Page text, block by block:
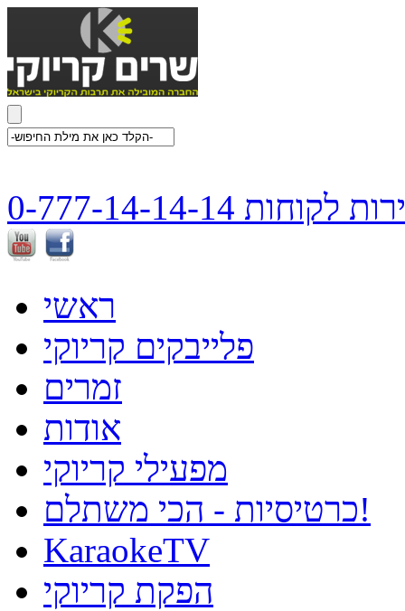
לקוחות 0-777-14-14-14
ראשי
פלייבקים קריוקי
זמרים
אודות
מפעילי קריוקי
כרטיסיות - הכי משתלם!
KaraokeTV
הפקת קריוקי